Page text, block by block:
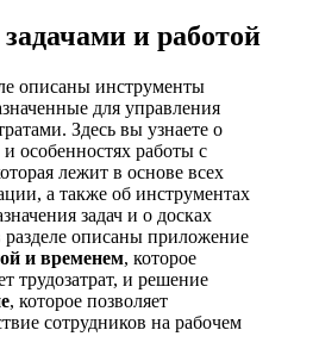
и работой
описаны инструменты
для управления
Здесь вы узнаете о
особенностях работы с
лежит в основе всех
а также об инструментах
задач и о досках
разделе описаны приложение
и временем, которое
трудозатрат, и решение
, которое позволяет
сотрудников на рабочем